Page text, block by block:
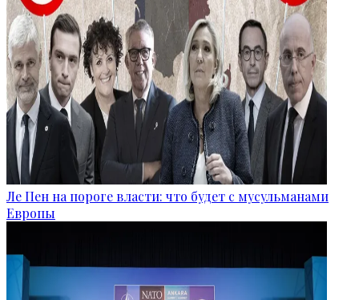
Ле Пен на пороге власти: что будет с мусульманами
Европы